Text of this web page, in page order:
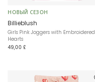
НОВЫЙ СЕЗОН
Billieblush
Girls Pink Joggers with Embroidered
Hearts
49,00 £